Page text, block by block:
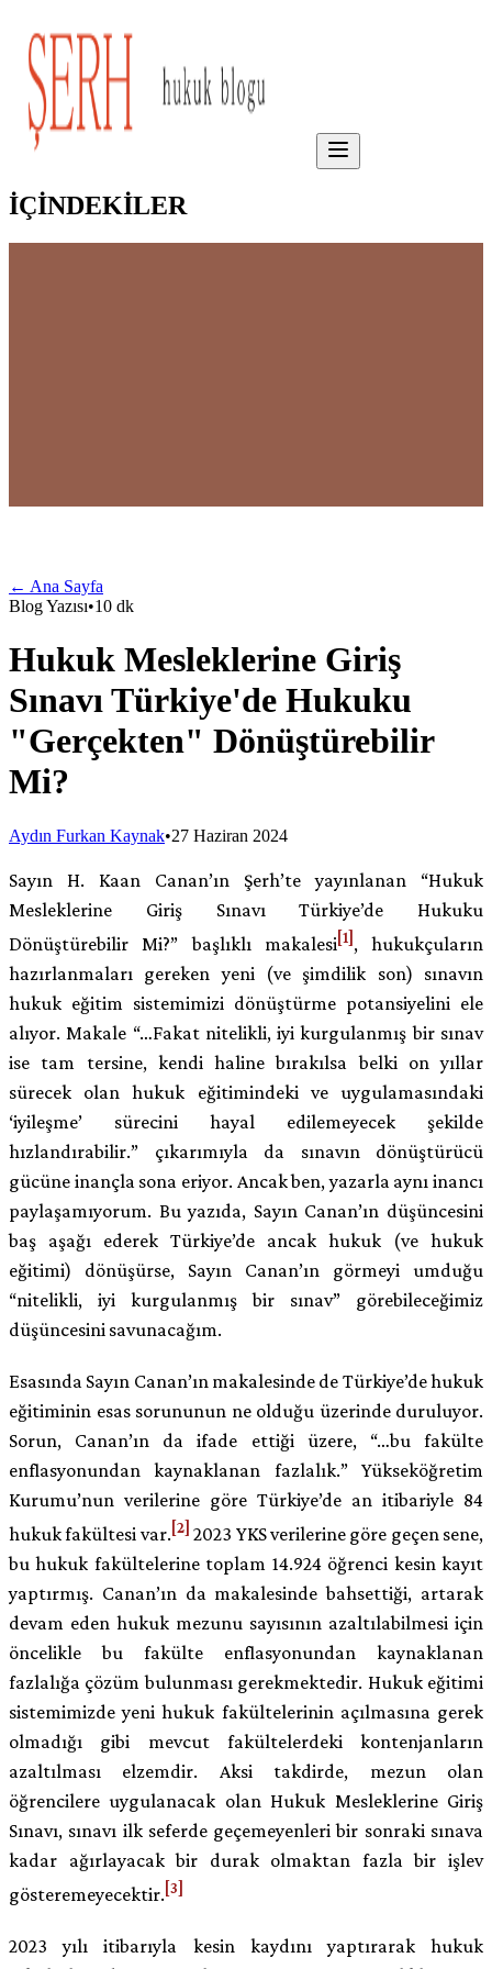
İÇİNDEKİLER
← Ana Sayfa
Blog Yazısı•10 dk
Hukuk Mesleklerine Giriş
Sınavı Türkiye'de Hukuku
"Gerçekten" Dönüştürebilir
Mi?
Aydın Furkan Kaynak•27 Haziran 2024
Sayın H. Kaan Canan’ın Şerh’te yayınlanan “Hukuk
Mesleklerine Giriş Sınavı Türkiye’de Hukuku
Dönüştürebilir Mi?” başlıklı makalesi [1] , hukukçuların
hazırlanmaları gereken yeni (ve şimdilik son) sınavın
hukuk eğitim sistemimizi dönüştürme potansiyelini ele
alıyor. Makale “…Fakat nitelikli, iyi kurgulanmış bir sınav
ise tam tersine, kendi haline bırakılsa belki on yıllar
sürecek olan hukuk eğitimindeki ve uygulamasındaki
‘iyileşme’ sürecini hayal edilemeyecek şekilde
hızlandırabilir.” çıkarımıyla da sınavın dönüştürücü
gücüne inançla sona eriyor. Ancak ben, yazarla aynı inancı
paylaşamıyorum. Bu yazıda, Sayın Canan’ın düşüncesini
baş aşağı ederek Türkiye’de ancak hukuk (ve hukuk
eğitimi) dönüşürse, Sayın Canan’ın görmeyi umduğu
“nitelikli, iyi kurgulanmış bir sınav” görebileceğimiz
düşüncesini savunacağım.
Esasında Sayın Canan’ın makalesinde de Türkiye’de hukuk
eğitiminin esas sorununun ne olduğu üzerinde duruluyor.
Sorun, Canan’ın da ifade ettiği üzere, “…bu fakülte
enflasyonundan kaynaklanan fazlalık.” Yükseköğretim
Kurumu’nun verilerine göre Türkiye’de an itibariyle 84
hukuk fakültesi var. [2] 2023 YKS verilerine göre geçen sene,
bu hukuk fakültelerine toplam 14.924 öğrenci kesin kayıt
yaptırmış. Canan’ın da makalesinde bahsettiği, artarak
devam eden hukuk mezunu sayısının azaltılabilmesi için
öncelikle bu fakülte enflasyonundan kaynaklanan
fazlalığa çözüm bulunması gerekmektedir. Hukuk eğitimi
sistemimizde yeni hukuk fakültelerinin açılmasına gerek
olmadığı gibi mevcut fakültelerdeki kontenjanların
azaltılması elzemdir. Aksi takdirde, mezun olan
öğrencilere uygulanacak olan Hukuk Mesleklerine Giriş
Sınavı, sınavı ilk seferde geçemeyenleri bir sonraki sınava
kadar ağırlayacak bir durak olmaktan fazla bir işlev
gösteremeyecektir. [3]
2023 yılı itibarıyla kesin kaydını yaptırarak hukuk